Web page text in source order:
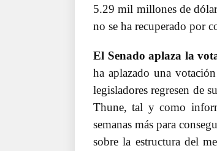
5.29 mil millones de
no se ha recuperado por
El Senado aplaza la
ha aplazado una
legisladores regresen de
Thune, tal y como
semanas más para
sobre la estructura del